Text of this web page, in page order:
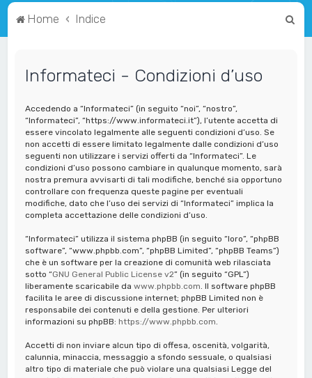
Home Indice
Informateci - Condizioni d’uso
Accedendo a “Informateci” (in seguito “noi”, “nostro”,
“Informateci”, “https://www.informateci.it”), l’utente accetta di
essere vincolato legalmente alle seguenti condizioni d’uso. Se
non accetti di essere limitato legalmente dalle condizioni d’uso
seguenti non utilizzare i servizi offerti da “Informateci”. Le
condizioni d’uso possono cambiare in qualunque momento, sarà
nostra premura avvisarti di tali modifiche, benché sia opportuno
controllare con frequenza queste pagine per eventuali
modifiche, dato che l’uso dei servizi di “Informateci” implica la
completa accettazione delle condizioni d’uso.
“Informateci” utilizza il sistema phpBB (in seguito “loro”, “phpBB
software”, “www.phpbb.com”, “phpBB Limited”, “phpBB Teams”)
che è un software per la creazione di comunità web rilasciata
sotto “GNU General Public License v2” (in seguito “GPL”)
liberamente scaricabile dawww.phpbb.com . Il software phpBB
facilita le aree di discussione internet; phpBB Limited non è
responsabile dei contenuti e della gestione. Per ulteriori
informazioni su phpBB: https://www.phpbb.com
Accetti di non inviare alcun tipo di offesa, oscenità, volgarità,
calunnia, minaccia, messaggio a sfondo sessuale, o qualsiasi
altro tipo di materiale che può violare una qualsiasi Legge del